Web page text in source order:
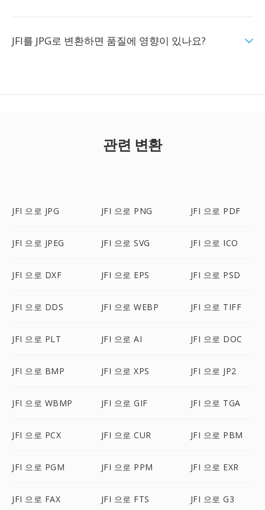
JFI를 JPG로 변환하면 품질에 영향이 있나요?
관련 변환
JFI 으로 JPG JFI 으로 PNG JFI 으로 PDF
JFI 으로 JPEG JFI 으로 SVG JFI 으로 ICO
JFI 으로 DXF JFI 으로 EPS JFI 으로 PSD
JFI 으로 DDS JFI 으로 WEBP JFI 으로 TIFF
JFI 으로 PLT JFI 으로 AI JFI 으로 DOC
JFI 으로 BMP JFI 으로 XPS JFI 으로 JP2
JFI 으로 WBMP JFI 으로 GIF JFI 으로 TGA
JFI 으로 PCX JFI 으로 CUR JFI 으로 PBM
JFI 으로 PGM JFI 으로 PPM JFI 으로 EXR
JFI 으로 FAX JFI 으로 FTS JFI 으로 G3